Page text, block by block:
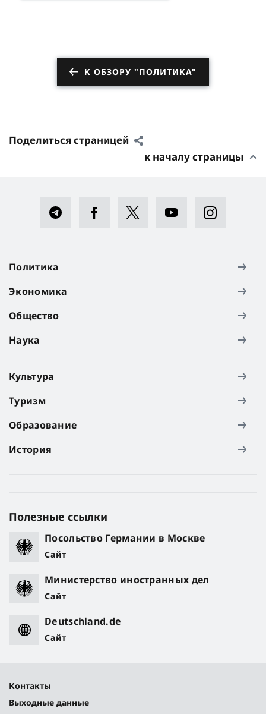
К ОБЗОРУ "ПОЛИТИКА"
Поделиться страницей
к началу страницы
Политика
Экономика
Общество
Наука
Культура
Туризм
Образование
История
Полезные ссылки
Посольство Германии в Москве
Сайт
Министерство иностранных дел
Сайт
Deutschland.de
Сайт
Контакты
Выходные данные